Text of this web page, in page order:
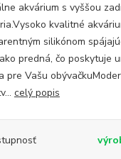
akvárium s vyššou
kvalitné
silikónom
predná, čo poskytuje
pre Vašu
celý popis